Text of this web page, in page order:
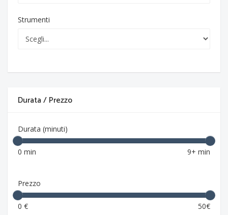
Strumenti
Durata / Prezzo
Durata (minuti)
0 min 9+ min
Prezzo
0 € 50€